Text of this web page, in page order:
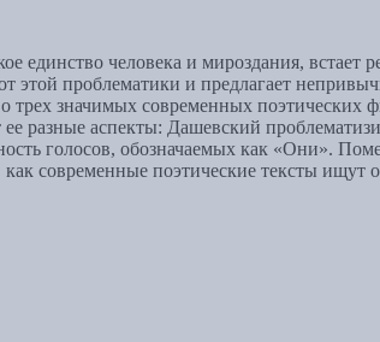
единство человека и мироздания,
этой проблематики и предлагает
трех значимых современных
разные аспекты: Дашевский
голосов, обозначаемых как «Они».
современные поэтические тексты ищут